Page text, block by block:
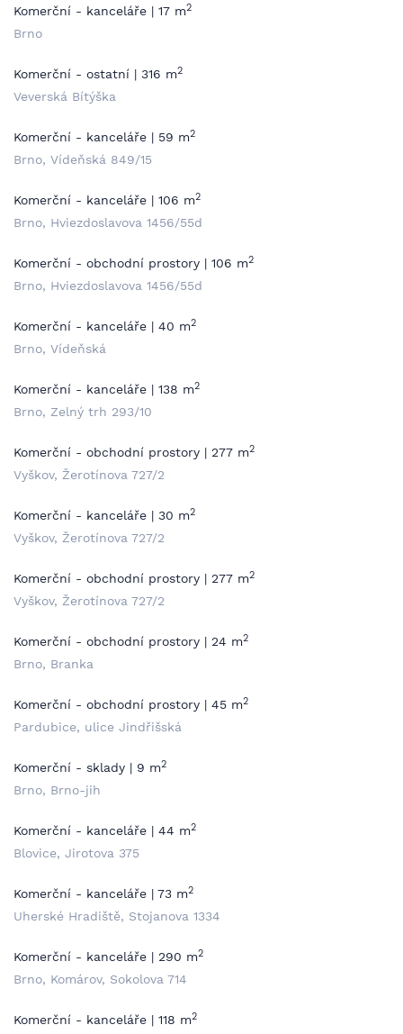
Komerční - kanceláře | 17 m2
Brno
Komerční - ostatní | 316 m2
Veverská Bítýška
Komerční - kanceláře | 59 m2
Brno, Vídeňská 849/15
Komerční - kanceláře | 106 m2
Brno, Hviezdoslavova 1456/55d
Komerční - obchodní prostory | 106 m2
Brno, Hviezdoslavova 1456/55d
Komerční - kanceláře | 40 m2
Brno, Vídeňská
Komerční - kanceláře | 138 m2
Brno, Zelný trh 293/10
Komerční - obchodní prostory | 277 m2
Vyškov, Žerotínova 727/2
Komerční - kanceláře | 30 m2
Vyškov, Žerotínova 727/2
Komerční - obchodní prostory | 277 m2
Vyškov, Žerotínova 727/2
Komerční - obchodní prostory | 24 m2
Brno, Branka
Komerční - obchodní prostory | 45 m2
Pardubice, ulice Jindřišská
Komerční - sklady | 9 m2
Brno, Brno-jih
Komerční - kanceláře | 44 m2
Blovice, Jirotova 375
Komerční - kanceláře | 73 m2
Uherské Hradiště, Stojanova 1334
Komerční - kanceláře | 290 m2
Brno, Komárov, Sokolova 714
Komerční - kanceláře | 118 m2